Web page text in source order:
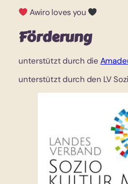
Awiro loves you
Förderung
unterstützt durch die
unterstützt durch den LV